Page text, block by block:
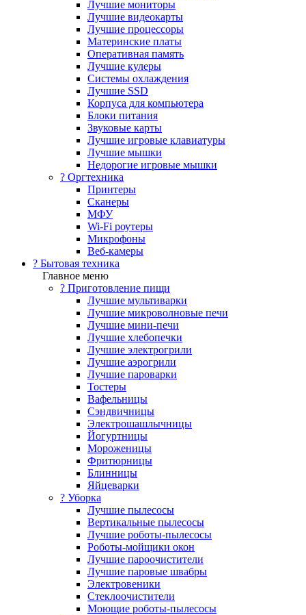
Лучшие мониторы
Лучшие видеокарты
Лучшие процессоры
Материнские платы
Оперативная память
Лучшие кулеры
Системы охлаждения
Лучшие SSD
Корпуса для компьютера
Блоки питания
Звуковые карты
Лучшие игровые клавиатуры
Лучшие мышки
Недорогие игровые мышки
?️ Оргтехника
Принтеры
Сканеры
МФУ
Wi-Fi роутеры
Микрофоны
Веб-камеры
? Бытовая техника
Главное меню
? Приготовление пищи
Лучшие мультиварки
Лучшие микроволновые печи
Лучшие мини-печи
Лучшие хлебопечки
Лучшие электрогрили
Лучшие аэрогрили
Лучшие пароварки
Тостеры
Вафельницы
Сэндвичницы
Электрошашлычницы
Йогуртницы
Мороженицы
Фритюрницы
Блинницы
Яйцеварки
? Уборка
Лучшие пылесосы
Вертикальные пылесосы
Лучшие роботы-пылесосы
Роботы-мойщики окон
Лучшие пароочистители
Лучшие паровые швабры
Электровеники
Стеклоочистители
Моющие роботы-пылесосы